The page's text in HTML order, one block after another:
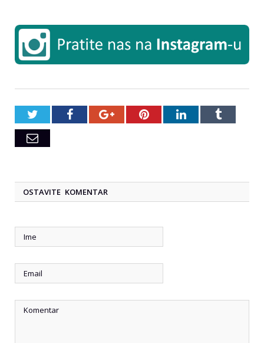
TwitterFacebookGoogle+PinterestLinkedInTumblr
Email
OSTAVITE KOMENTAR